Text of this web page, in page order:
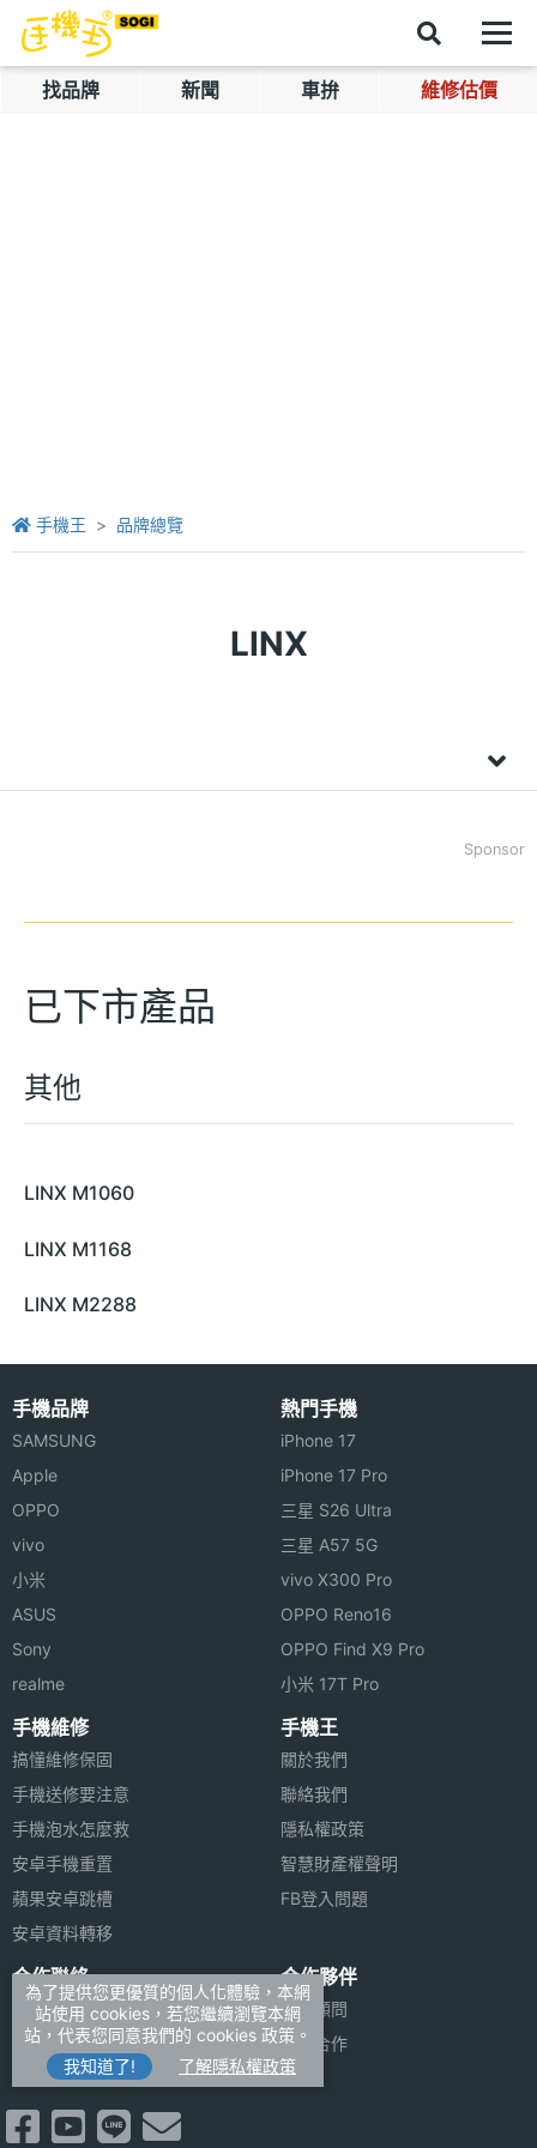
找品牌 新聞 車拚 維修估價
手機王 品牌總覽
LINX
Sponsor
已下市產品
其他
LINX M1060
LINX M1168
LINX M2288
手機品牌
SAMSUNG
Apple
OPPO
vivo
小米
ASUS
Sony
realme
熱門手機
iPhone 17
iPhone 17 Pro
三星 S26 Ultra
三星 A57 5G
vivo X300 Pro
OPPO Reno16
OPPO Find X9 Pro
小米 17T Pro
手機維修
搞懂維修保固
手機送修要注意
手機泡水怎麼救
安卓手機重置
蘋果安卓跳槽
安卓資料轉移
手機王
關於我們
聯絡我們
隱私權政策
智慧財產權聲明
FB登入問題
合作聯絡
廣告刊登
加入商店報價
新聞聯絡
合作夥伴
法律顧問
媒體合作
為了提供您更優質的個人化體驗，本網
站使用 cookies，若您繼續瀏覽本網
站，代表您同意我們的 cookies 政策。
我知道了!
了解隱私權政策